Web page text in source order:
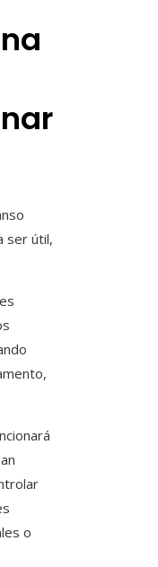
ser útil,
o